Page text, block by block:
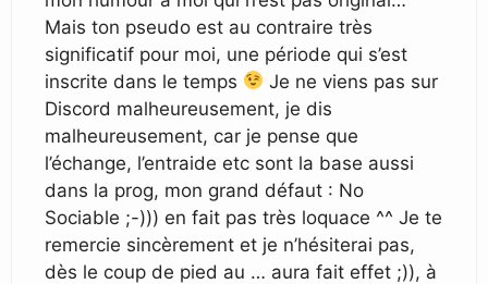
Mais ton pseudo est au contraire très
significatif pour moi, une période qui s’est
inscrite dans le temps
Je ne viens pas sur
Discord malheureusement, je dis
malheureusement, car je pense que
l’échange, l’entraide etc sont la base aussi
dans la prog, mon grand défaut : No
Sociable ;-))) en fait pas très loquace ^^ Je te
remercie sincèrement et je n’hésiterai pas,
dès le coup de pied au … aura fait effet ;)), à